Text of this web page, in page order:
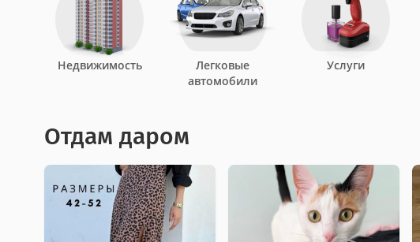
Недвижимость
Легковые
автомобили
Услуги
Отдам даром